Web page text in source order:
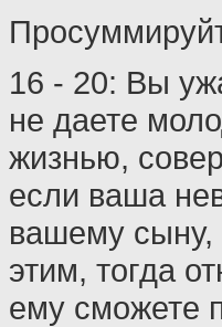
16 - 20: Вы
не даете
жизнью,
если ваша
вашему сыну,
этим, тогда
ему сможете